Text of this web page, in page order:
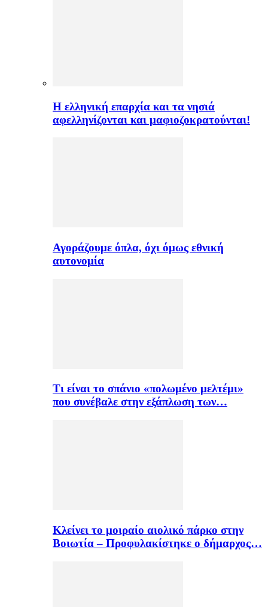
H ελληνική επαρχία και τα νησιά
αφελληνίζονται και μαφιοζοκρατούνται!
Αγοράζουμε όπλα, όχι όμως εθνική
αυτονομία
Τι είναι το σπάνιο «πολωμένο μελτέμι»
που συνέβαλε στην εξάπλωση των…
Κλείνει το μοιραίο αιολικό πάρκο στην
Βοιωτία – Προφυλακίστηκε ο δήμαρχος…